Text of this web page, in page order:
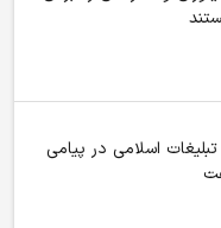
اسلامی در پیامی